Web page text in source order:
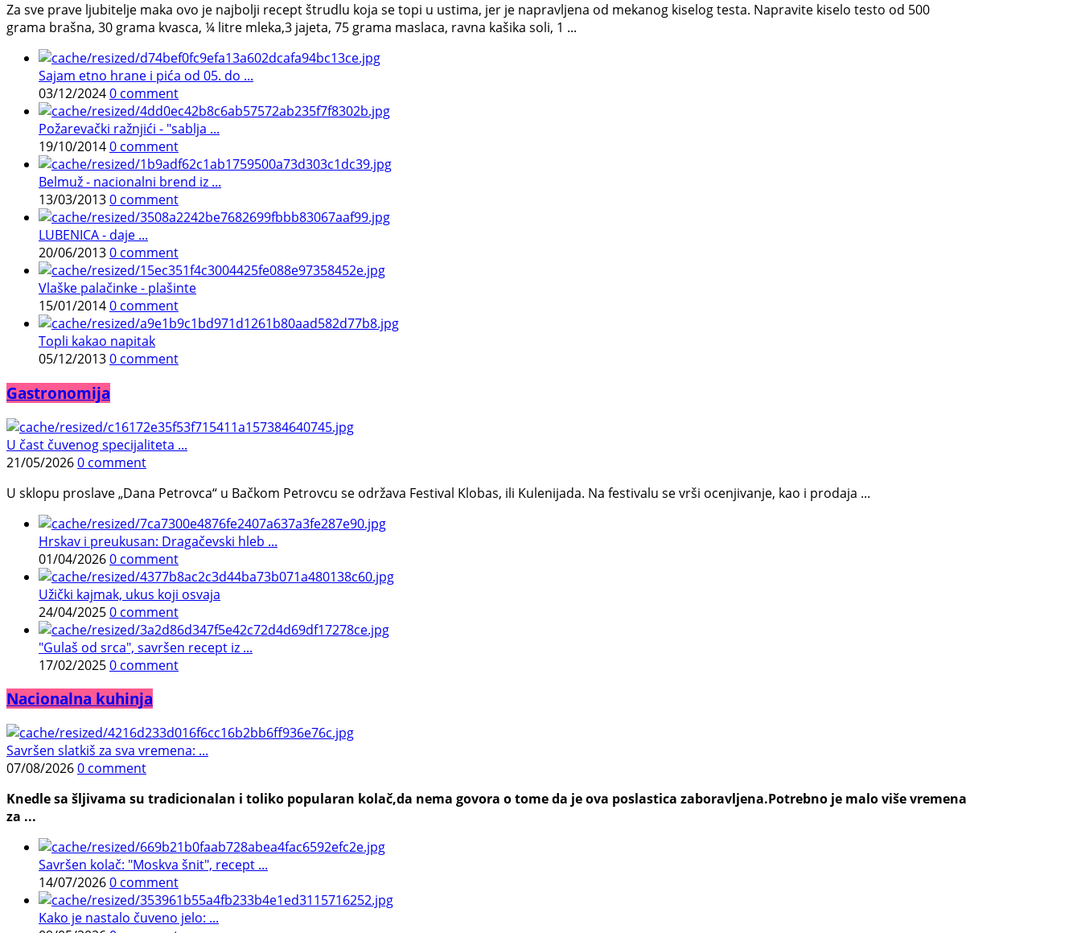
Za sve prave ljubitelje maka ovo je najbolji recept štrudlu koja se topi u ustima, jer je napravljena od mekanog kiselog testa. Napravite kiselo testo od 500
grama brašna, 30 grama kvasca, ¼ litre mleka,3 jajeta, 75 grama maslaca, ravna kašika soli, 1 ...
Sajam etno hrane i pića od 05. do ...
03/12/20240 comment
Požarevački ražnjići - "sablja ...
19/10/20140 comment
Belmuž - nacionalni brend iz ...
13/03/20130 comment
LUBENICA - daje ...
20/06/20130 comment
Vlaške palačinke - plašinte
15/01/20140 comment
Topli kakao napitak
05/12/20130 comment
Gastronomija
U čast čuvenog specijaliteta ...
21/05/20260 comment
U sklopu proslave „Dana Petrovca“ u Bačkom Petrovcu se održava Festival Klobas, ili Kulenijada. Na festivalu se vrši ocenjivanje, kao i prodaja ...
Hrskav i preukusan: Dragačevski hleb ...
01/04/20260 comment
Užički kajmak, ukus koji osvaja
24/04/20250 comment
"Gulaš od srca", savršen recept iz ...
17/02/20250 comment
Nacionalna kuhinja
Savršen slatkiš za sva vremena: ...
07/08/20260 comment
Knedle sa šljivama su tradicionalan i toliko popularan kolač,da nema govora o tome da je ova poslastica zaboravljena.Potrebno je malo više vremena
za ...
Savršen kolač: "Moskva šnit", recept ...
14/07/20260 comment
Kako je nastalo čuveno jelo: ...